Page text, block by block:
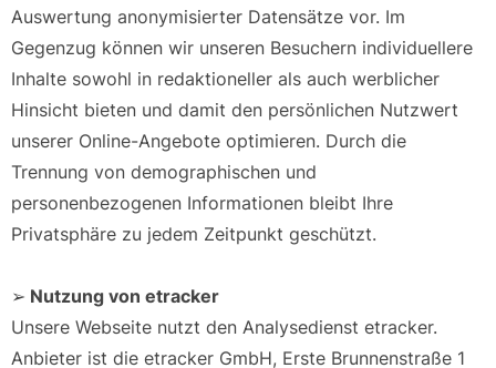
Auswertung anonymisierter Datensätze vor. Im
Gegenzug können wir unseren Besuchern individuellere
Inhalte sowohl in redaktioneller als auch werblicher
Hinsicht bieten und damit den persönlichen Nutzwert
unserer Online-Angebote optimieren. Durch die
Trennung von demographischen und
personenbezogenen Informationen bleibt Ihre
Privatsphäre zu jedem Zeitpunkt geschützt.
➢ Nutzung von etracker
Unsere Webseite nutzt den Analysedienst etracker.
Anbieter ist die etracker GmbH, Erste Brunnenstraße 1